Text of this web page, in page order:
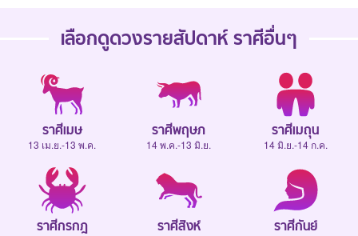
เลือกดูดวงรายสัปดาห์ ราศีอื่นๆ
ราศีเมษ
13 เม.ย.-13 พ.ค.
ราศีพฤษภ
14 พ.ค.-13 มิ.ย.
ราศีเมถุน
14 มิ.ย.-14 ก.ค.
ราศีกรกฎ ราศีสิงห์ ราศีกันย์